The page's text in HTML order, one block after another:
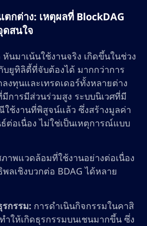
กต่าง: เหตุผลที่ BlockDAG
ดสนใจ
หันมาเน้นใช้งานจริง เกิดขึ้นในช่วง
บยูทิลิตี้ที่จับต้องได้ มากกว่าการ
ลงทุนและเทรดเดอร์ทั้งหลายต่าง
การมีส่วนร่วมสูง ระบบนิเวศที่มี
ช้งานที่พิสูจน์แล้ว ซึ่งสร้างมูลค่า
ต่อเนื่อง ไม่ใช่เป็นเหตุการณ์แบบ
าพแวดล้อมที่ใช้งานอย่างต่อเนื่อง
ลเชิงบวกต่อ BDAG ได้หลาย
กรรม: การดำเนินกิจกรรมในคาสิ
ำให้เกิดธุรกรรมบนเชนมากขึ้น ซึ่ง